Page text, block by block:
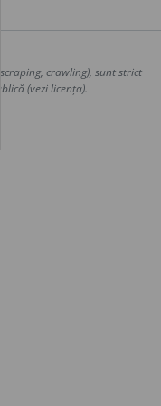
crawling), sunt strict
(vezi licența).